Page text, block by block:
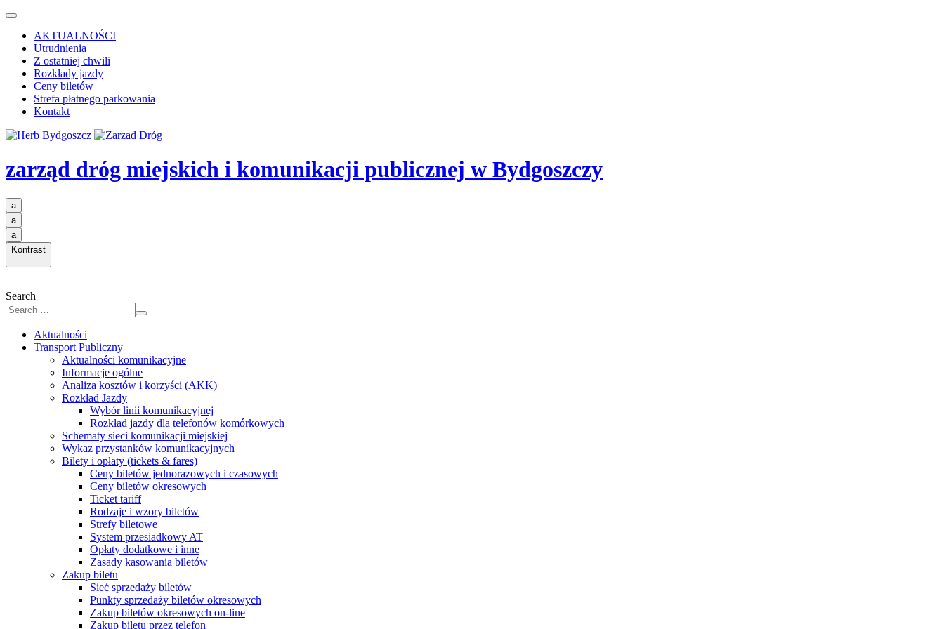
AKTUALNOŚCI
Utrudnienia
Z ostatniej chwili
Rozkłady jazdy
Ceny biletów
Strefa płatnego parkowania
Kontakt
zarząd dróg miejskich i komunikacji publicznej w Bydgoszczy
a
a
a
Kontrast
Search
Aktualności
Transport Publiczny
Aktualności komunikacyjne
Informacje ogólne
Analiza kosztów i korzyści (AKK)
Rozkład Jazdy
Wybór linii komunikacyjnej
Rozkład jazdy dla telefonów komórkowych
Schematy sieci komunikacji miejskiej
Wykaz przystanków komunikacyjnych
Bilety i opłaty (tickets & fares)
Ceny biletów jednorazowych i czasowych
Ceny biletów okresowych
Ticket tariff
Rodzaje i wzory biletów
Strefy biletowe
System przesiadkowy AT
Opłaty dodatkowe i inne
Zasady kasowania biletów
Zakup biletu
Sieć sprzedaży biletów
Punkty sprzedaży biletów okresowych
Zakup biletów okresowych on-line
Zakup biletu przez telefon